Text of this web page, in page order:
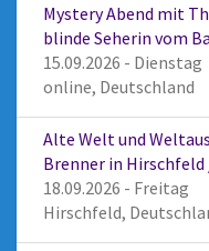
Mystery Abend mit
blinde Seherin vom
15.09.2026 - Dienstag
online, Deutschland
Alte Welt und
Brenner in
18.09.2026 - Freitag
Hirschfeld,